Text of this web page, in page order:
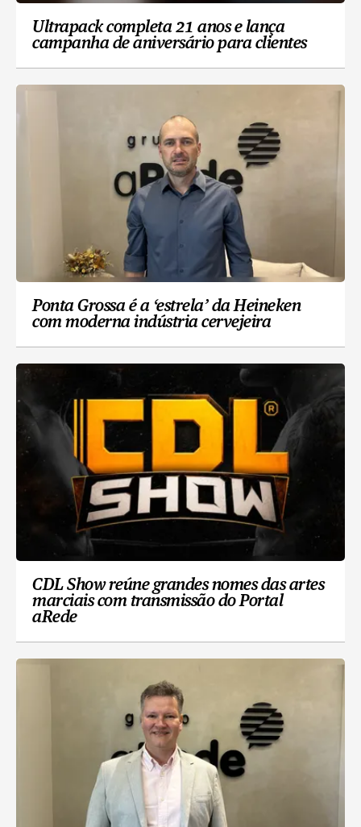
Ultrapack completa 21 anos e lança
campanha de aniversário para clientes
Ponta Grossa é a ‘estrela’ da Heineken
com moderna indústria cervejeira
CDL Show reúne grandes nomes das artes
marciais com transmissão do Portal
aRede